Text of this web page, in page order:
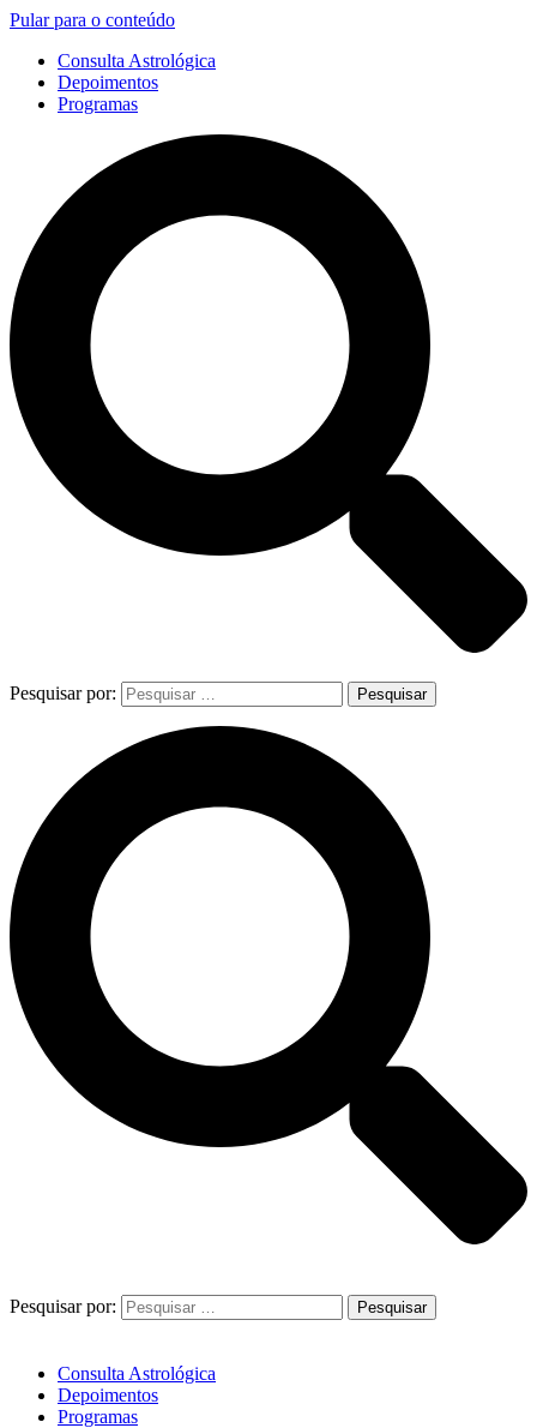
Pular para o conteúdo
Consulta Astrológica
Depoimentos
Programas
Pesquisar por:
Pesquisar por:
Consulta Astrológica
Depoimentos
Programas